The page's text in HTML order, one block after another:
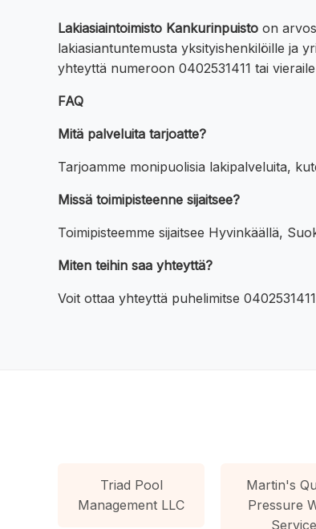
Lakiasiaintoimisto Kankurinpuisto on
lakiasiantuntemusta yksityishenkilöille ja
yhteyttä numeroon 0402531411 tai
FAQ
Mitä palveluita tarjoatte?
Tarjoamme monipuolisia lakipalveluita,
Missä toimipisteenne sijaitsee?
Toimipisteemme sijaitsee Hyvinkäällä,
Miten teihin saa yhteyttä?
Voit ottaa yhteyttä puhelimitse
Triad Pool
Management LLC
Martin's
Pressure
Service